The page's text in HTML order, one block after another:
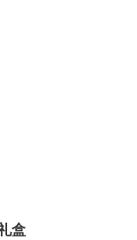
盒